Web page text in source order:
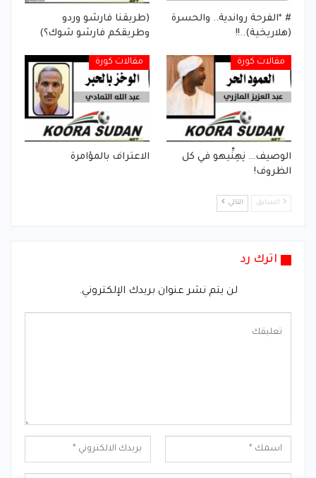
# *الفرحة رواندية.. والحسرة
(هلاريخية)..!!
(طريقنا فارشو وردو
وطريقكم فارشو شوك؟)
مقالات كورة
الوصيف… نِهِنِّيهو في كل
الظروف!
مقالات كورة
الاعتراف بالمؤامرة
السابق التالي
اترك رد
لن يتم نشر عنوان بريدك الإلكتروني.